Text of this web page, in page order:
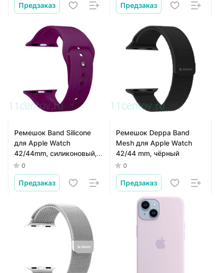
Предзаказ Предзаказ
Ремешок Band Silicone
для Apple Watch
42/44mm, силиконовый,
(Бургунди)
0
Предзаказ
Ремешок Deppa Band
Mesh для Apple Watch
42/44 mm, чёрный
0
Предзаказ